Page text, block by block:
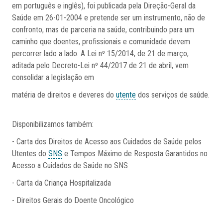
em português e inglês), foi publicada pela Direção-Geral da
Saúde em 26-01-2004 e pretende ser um instrumento, não de
confronto, mas de parceria na saúde, contribuindo para um
caminho que doentes, profissionais e comunidade devem
percorrer lado a lado. A Lei nº 15/2014, de 21 de março,
aditada pelo Decreto-Lei nº 44/2017 de 21 de abril, vem
consolidar a legislação em
matéria de direitos e deveres doutente dos serviços de saúde.
Disponibilizamos também:
- Carta dos Direitos de Acesso aos Cuidados de Saúde pelos
Utentes doSNS e Tempos Máximo de Resposta Garantidos no
Acesso a Cuidados de Saúde no SNS
- Carta da Criança Hospitalizada
- Direitos Gerais do Doente Oncológico